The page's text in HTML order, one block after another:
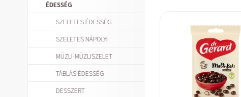
ÉDESSÉG
SZELETES ÉDESSÉG
SZELETES NÁPOLYI
MÜZLI-MÜZLISZELET
TÁBLÁS ÉDESSÉG
DESSZERT